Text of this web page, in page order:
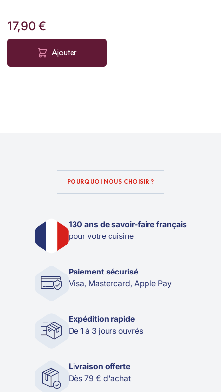
17,90 €
Ajouter
POURQUOI NOUS CHOISIR ?
130 ans de savoir-faire français
pour votre cuisine
Paiement sécurisé
Visa, Mastercard, Apple Pay
Expédition rapide
De 1 à 3 jours ouvrés
Livraison offerte
Dès 79 € d'achat